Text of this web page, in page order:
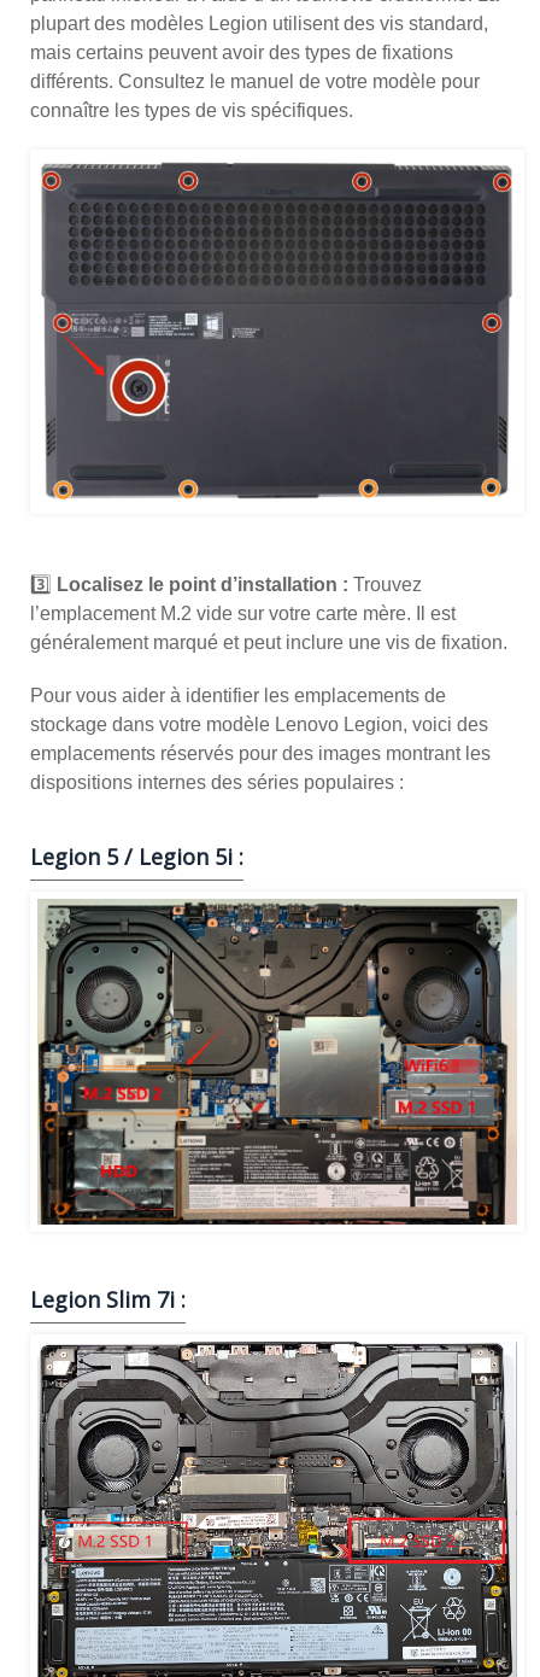
plupart des modèles Legion utilisent des vis standard,
mais certains peuvent avoir des types de fixations
différents. Consultez le manuel de votre modèle pour
connaître les types de vis spécifiques.
3️⃣ Localisez le point d’installation : Trouvez
l’emplacement M.2 vide sur votre carte mère. Il est
généralement marqué et peut inclure une vis de fixation.
Pour vous aider à identifier les emplacements de
stockage dans votre modèle Lenovo Legion, voici des
emplacements réservés pour des images montrant les
dispositions internes des séries populaires :
Legion 5 / Legion 5i :
Legion Slim 7i :